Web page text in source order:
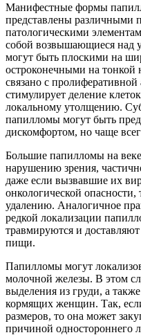
Манифестные формы
представлены различными
патологическими
собой возвышающиеся над
могут быть плоскими на
остроконечными на
связано с
стимулирует деление
локальному утолщению.
папилломы могут быть
дискомфортом, но чаще
Большие папилломы на
нарушению зрения,
даже если вызвавшие их
онкологической
удалению. Аналогичное
редкой локализации
травмируются и
пищи.
Папилломы могут
молочной железы. В этом
выделения из груди, а
кормящих женщин. Так,
размеров, то она может
причиной одностороннего